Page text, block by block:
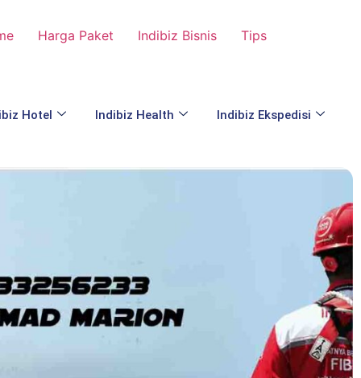
Harga Paket Indibiz Bisnis Tips
Hotel Indibiz Health Indibiz Ekspedisi